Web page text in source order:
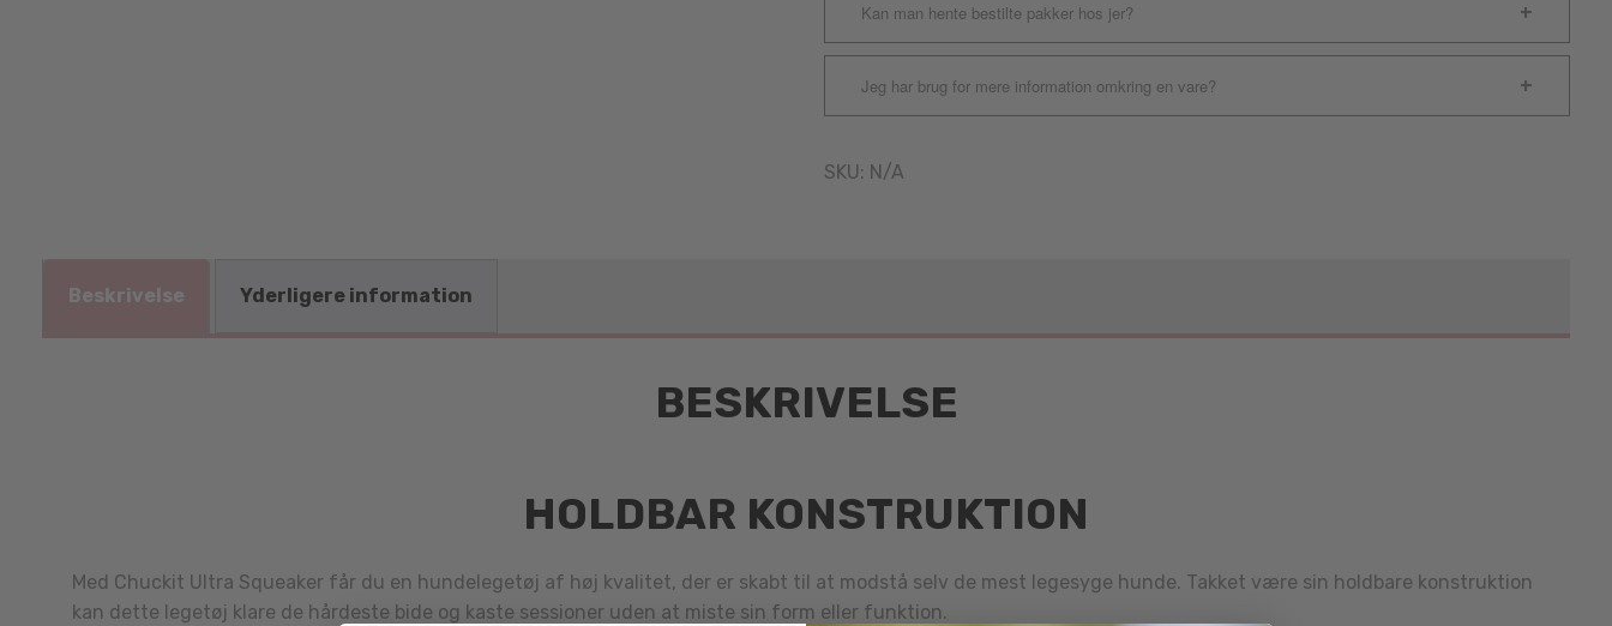
Kan man hente bestilte pakker hos jer?
Jeg har brug for mere information omkring en vare?
SKU: N/A
Beskrivelse Yderligere information
BESKRIVELSE
HOLDBAR KONSTRUKTION
Med Chuckit Ultra Squeaker får du en hundelegetøj af høj kvalitet, der er skabt til at modstå selv de mest legesyge hunde. Takket være sin holdbare konstruktion
kan dette legetøj klare de hårdeste bide og kaste sessioner uden at miste sin form eller funktion.